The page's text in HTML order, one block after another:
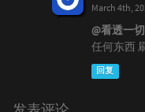
March 4th,
@看透一
任何东西
回复